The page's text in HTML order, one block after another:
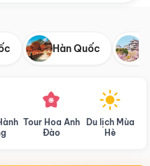
Hàn Quốc
Tour Hoa Anh
Đào
Du lịch Mùa
Hè